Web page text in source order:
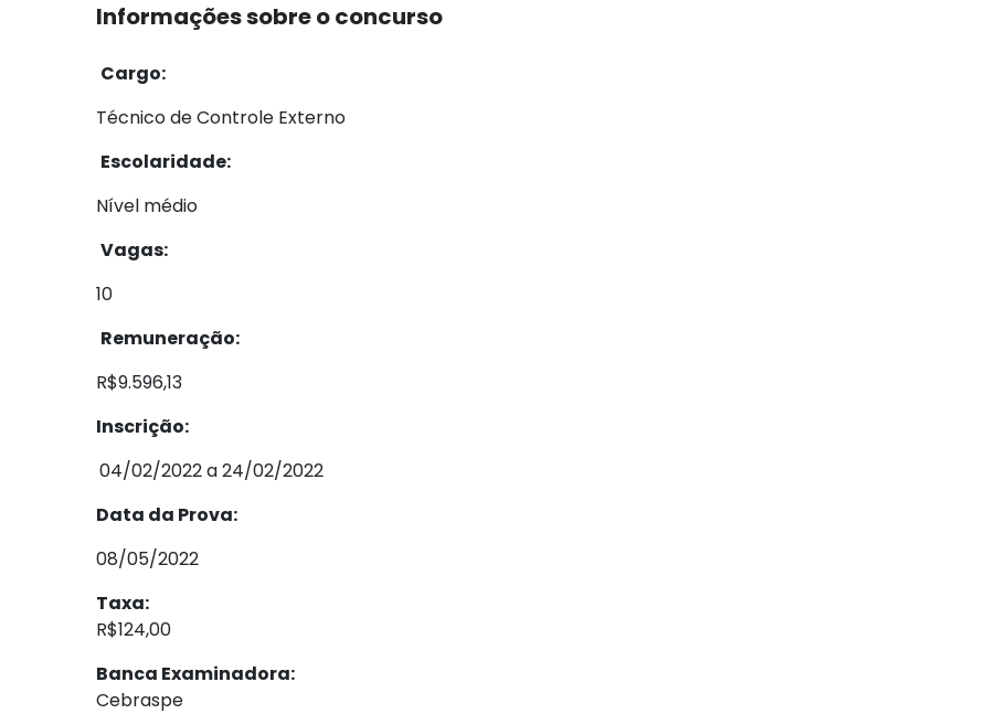
Informações sobre o concurso
Cargo:
Técnico de Controle Externo
Escolaridade:
Nível médio
Vagas:
10
Remuneração:
R$9.596,13
Inscrição:
04/02/2022 a 24/02/2022
Data da Prova:
08/05/2022
Taxa:
R$124,00
Banca Examinadora:
Cebraspe